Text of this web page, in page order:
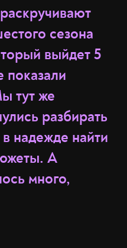
сезона
выйдет 5
показали
тут же
разбирать
надежде найти
А
много,